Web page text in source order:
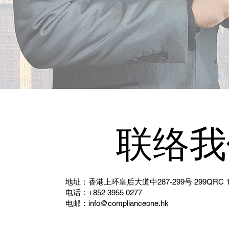
联络
地址：香港上环皇后大道中287-299号 299QRC
电话：+852 3955 0277
电邮： info@complianceone.hk